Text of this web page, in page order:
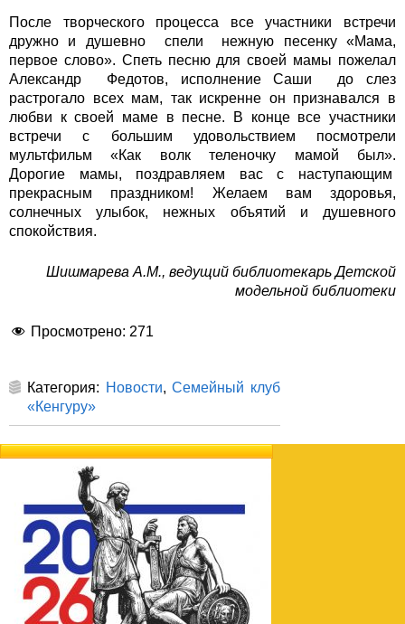
После творческого процесса все участники встречи
дружно и душевно спели нежную песенку «Мама,
первое слово». Спеть песню для своей мамы пожелал
Александр Федотов, исполнение Саши до слез
растрогало всех мам, так искренне он признавался в
любви к своей маме в песне. В конце все участники
встречи с большим удовольствием посмотрели
мультфильм «Как волк теленочку мамой был».
Дорогие мамы, поздравляем вас с наступающим
прекрасным праздником! Желаем вам здоровья,
солнечных улыбок, нежных объятий и душевного
спокойствия.
Шишмарева А.М., ведущий библиотекарь Детской
модельной библиотеки
Просмотрено: 271
Категория: Новости,Семейный клуб
«Кенгуру»